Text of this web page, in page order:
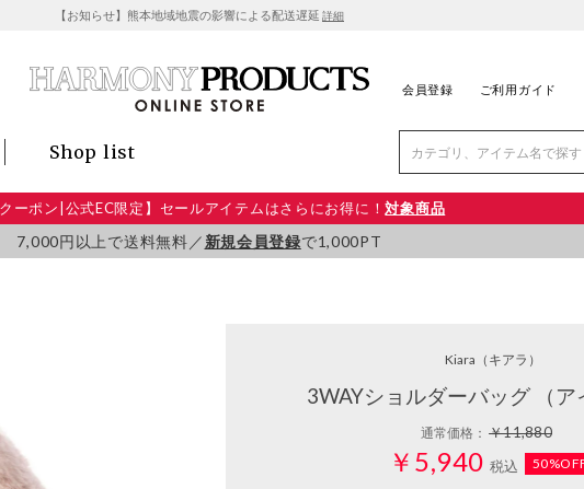
【お知らせ】熊本地域地震の影響による配送遅延 詳細
会員登録 ご利用ガイド
Shop list
クーポン|公式EC限定】セールアイテムはさらにお得に！対象商品
7,000円以上で送料無料／ 新規会員登録で1,000PT
Kiara （キアラ）
3WAYショルダーバッグ （ア
通常価格：￥11,880
￥5,940 税込